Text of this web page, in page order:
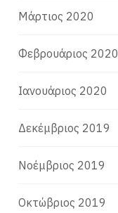
Μάρτιος 2020
Φεβρουάριος 2020
Ιανουάριος 2020
Δεκέμβριος 2019
Νοέμβριος 2019
Οκτώβριος 2019